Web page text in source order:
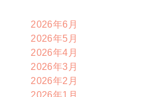
2026年6月
2026年5月
2026年4月
2026年3月
2026年2月
2026年1月